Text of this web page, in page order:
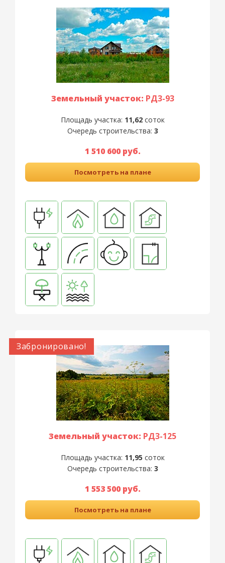
Земельный участок: РД3-93
Площадь участка: 11,62соток
Очередь строительства: 3
1 510 600 руб.
Посмотреть на плане
Забронировано!
Земельный участок: РД3-125
Площадь участка: 11,95 соток
Очередь строительства: 3
1 553 500 руб.
Посмотреть на плане